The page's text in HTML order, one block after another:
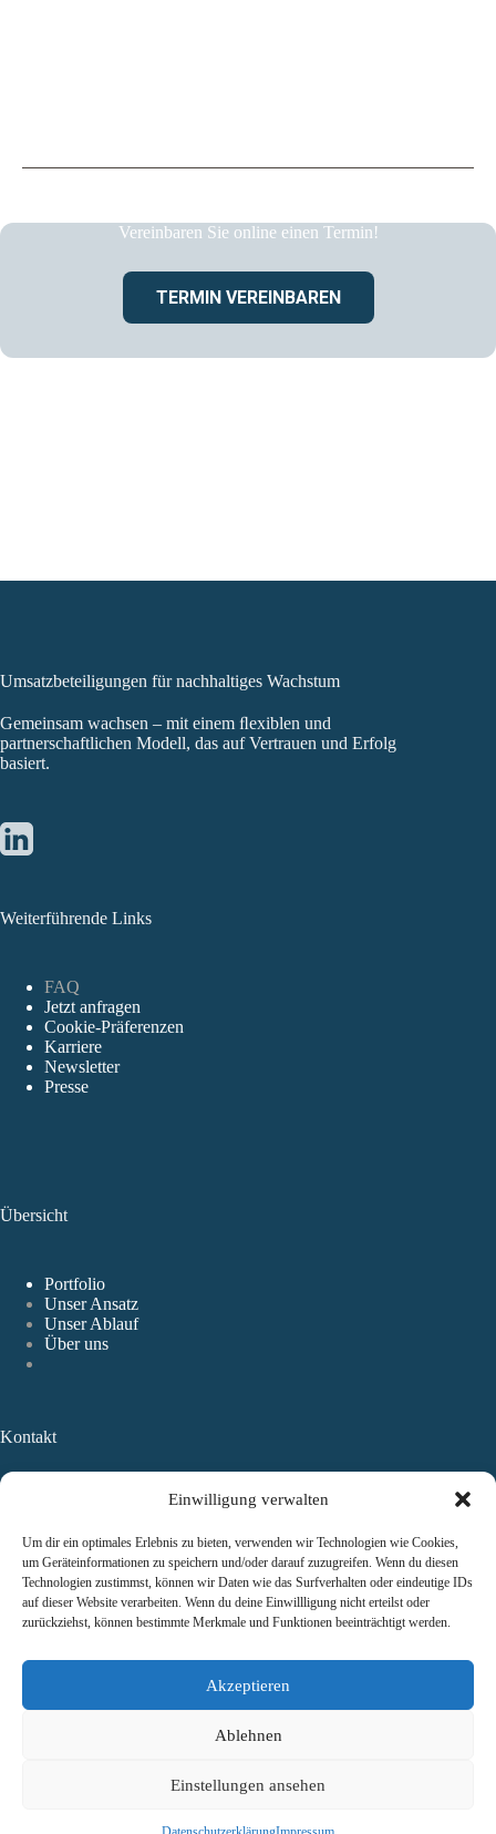
Einwilligung verwalten
Um dir ein optimales Erlebnis zu bieten, verwenden wir Technologien wie Cookies,
um Geräteinformationen zu speichern und/oder darauf zuzugreifen. Wenn du diesen
Technologien zustimmst, können wir Daten wie das Surfverhalten oder eindeutige IDs
auf dieser Website verarbeiten. Wenn du deine Einwillligung nicht erteilst oder
zurückziehst, können bestimmte Merkmale und Funktionen beeinträchtigt werden.
Akzeptieren
Ablehnen
Einstellungen ansehen
Vereinbaren Sie online einen Termin!
TERMIN VEREINBAREN
Umsatzbeteiligungen für nachhaltiges Wachstum
Gemeinsam wachsen – mit einem ﬂexiblen und
partnerschaftlichen Modell, das auf Vertrauen und Erfolg
basiert.
Weiterführende Links
FAQ
Jetzt anfragen
Cookie-Präferenzen
Karriere
Newsletter
Presse
Übersicht
Portfolio
Unser Ansatz
Unser Ablauf
Über uns
Kontakt
1100 Wien, Am Belvedere 1
FN 489853 y
Handelsgericht Wien
UID ATU73397013
office@tauroscapital.com
TAUROS Capital Management GmbH